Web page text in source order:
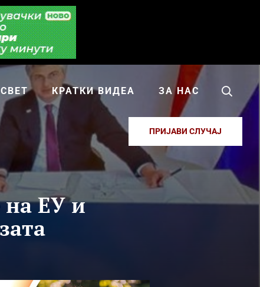
СВЕТ КРАТКИ ВИДЕА ЗА НАС
ПРИЈАВИ СЛУЧАЈ
на ЕУ и